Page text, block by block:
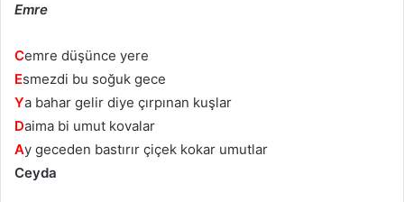
Emre
Cemre düşünce yere
Esmezdi bu soğuk gece
Ya bahar gelir diye çırpınan kuşlar
Daima bi umut kovalar
Ay geceden bastırır çiçek kokar umutlar
Ceyda